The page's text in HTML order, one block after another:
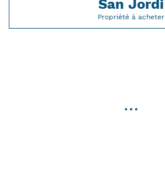
San Jordi
Propriété à acheter
…